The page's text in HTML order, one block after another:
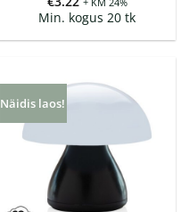
Min. kogus 20 tk
Näidis laos!